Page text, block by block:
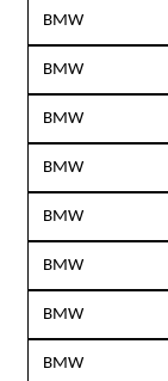
BMW
BMW
BMW
BMW
BMW
BMW
BMW
BMW